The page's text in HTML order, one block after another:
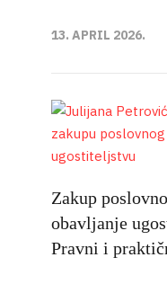
13. APRIL 2026.
Zakup
obavljanje
Pravni i